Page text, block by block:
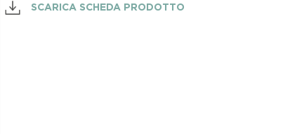
SCARICA SCHEDA PRODOTTO